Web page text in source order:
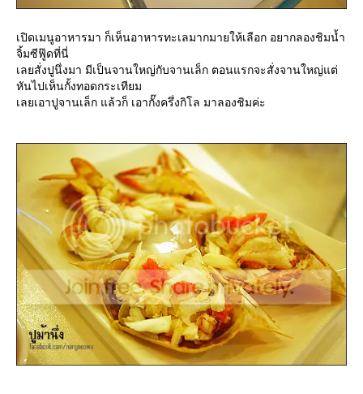
เปิดเมนูอาหารมา ก็เห็นอาหารทะเลมากมายให้เลือก อยากลองชิมน้ำ
จิ้มซีฟู๊ดที่นี่
เลยสั่งปูนึ่งมา มีเป็นจานใหญ่กับจานเล็ก ตอนแรกจะสั่งจานใหญ่แต่
หันไปเห็นกั้งทอดกระเทียม
เลยเอาปูจานเล็ก แล้วก็ เอากั๊งครึ่งกิโล มาลองชิมค่ะ